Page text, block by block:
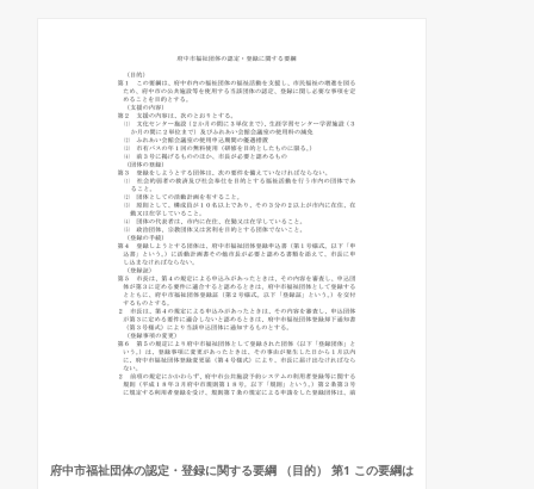
府中市福祉団体の認定・登録に関する要綱 （目的） 第1 この要綱は